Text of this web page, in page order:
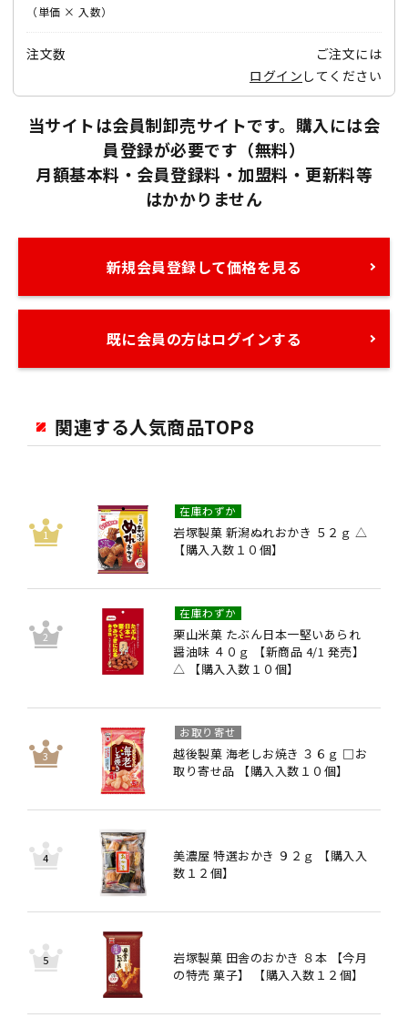
（単価 × 入数）
注文数
ご注文には
ログイン してください
当サイトは会員制卸売サイトです。購入には会
員登録が必要です（無料）
月額基本料・会員登録料・加盟料・更新料等
はかかりません
新規会員登録して価格を見る
既に会員の方はログインする
関連する人気商品TOP8
岩塚製菓 新潟ぬれおかき ５２ｇ △
【購入入数１０個】
在庫わずか
栗山米菓 たぶん日本一堅いあられ
醤油味 ４０ｇ 【新商品 4/1 発売】
△ 【購入入数１０個】
在庫わずか
越後製菓 海老しお焼き ３６ｇ □お
取り寄せ品 【購入入数１０個】
お取り寄せ
美濃屋 特選おかき ９２ｇ 【購入入
数１２個】
岩塚製菓 田舎のおかき ８本 【今月
の特売 菓子】 【購入入数１２個】